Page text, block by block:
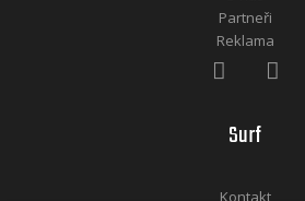
Partneři
Reklama
Surf